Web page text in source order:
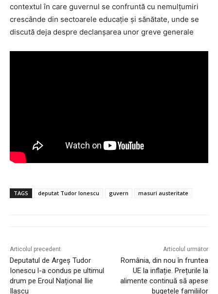
contextul în care guvernul se confruntă cu nemulțumiri
crescânde din sectoarele educație și sănătate, unde se
discută deja despre declanșarea unor greve generale
TAGS deputat Tudor Ionescu guvern masuri austeritate
Articolul precedent
Deputatul de Argeș Tudor
Ionescu l-a condus pe ultimul
drum pe Eroul Național Ilie
Ilașcu
Articolul următor
România, din nou în fruntea
UE la inflație. Prețurile la
alimente continuă să apese
bugetele familiilor